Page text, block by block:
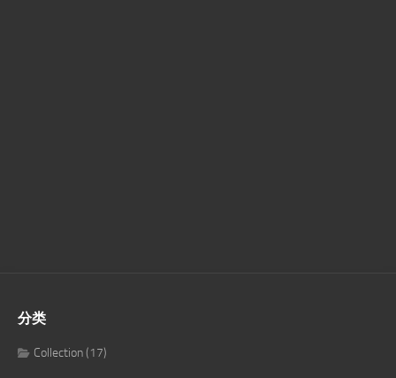
分类
Collection(17)